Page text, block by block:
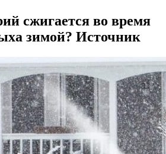
сжигается во время
зимой? Источник